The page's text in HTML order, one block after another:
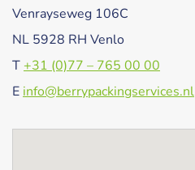
Venrayseweg 106C
NL 5928 RH Venlo
T+31 (0)77 – 765 00 00
E info@berrypackingservices.nl